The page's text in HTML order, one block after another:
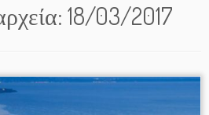
18/03/2017